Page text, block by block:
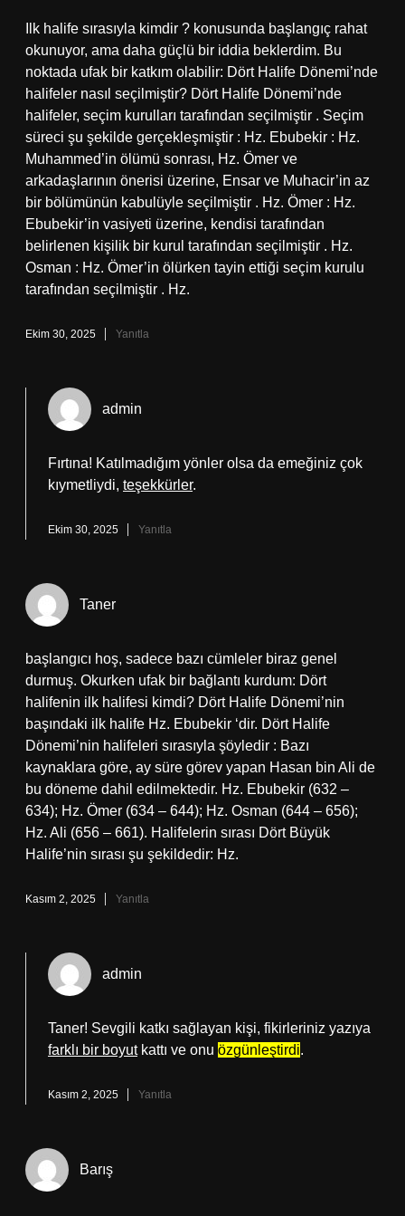
Ilk halife sırasıyla kimdir ? konusunda başlangıç rahat
okunuyor, ama daha güçlü bir iddia beklerdim. Bu
noktada ufak bir katkım olabilir: Dört Halife Dönemi’nde
halifeler nasıl seçilmiştir? Dört Halife Dönemi’nde
halifeler, seçim kurulları tarafından seçilmiştir . Seçim
süreci şu şekilde gerçekleşmiştir : Hz. Ebubekir : Hz.
Muhammed’in ölümü sonrası, Hz. Ömer ve
arkadaşlarının önerisi üzerine, Ensar ve Muhacir’in az
bir bölümünün kabulüyle seçilmiştir . Hz. Ömer : Hz.
Ebubekir’in vasiyeti üzerine, kendisi tarafından
belirlenen kişilik bir kurul tarafından seçilmiştir . Hz.
Osman : Hz. Ömer’in ölürken tayin ettiği seçim kurulu
tarafından seçilmiştir . Hz.
Ekim 30, 2025 Yanıtla
admin
Fırtına! Katılmadığım yönler olsa da emeğiniz çok
kıymetliydi, teşekkürler.
Ekim 30, 2025 Yanıtla
Taner
başlangıcı hoş, sadece bazı cümleler biraz genel
durmuş. Okurken ufak bir bağlantı kurdum: Dört
halifenin ilk halifesi kimdi? Dört Halife Dönemi’nin
başındaki ilk halife Hz. Ebubekir ‘dir. Dört Halife
Dönemi’nin halifeleri sırasıyla şöyledir : Bazı
kaynaklara göre, ay süre görev yapan Hasan bin Ali de
bu döneme dahil edilmektedir. Hz. Ebubekir (632 –
634); Hz. Ömer (634 – 644); Hz. Osman (644 – 656);
Hz. Ali (656 – 661). Halifelerin sırası Dört Büyük
Halife’nin sırası şu şekildedir: Hz.
Kasım 2, 2025 Yanıtla
admin
Taner! Sevgili katkı sağlayan kişi, fikirleriniz yazıya
farklı bir boyutkattı ve onu özgünleştirdi.
Kasım 2, 2025 Yanıtla
Barış